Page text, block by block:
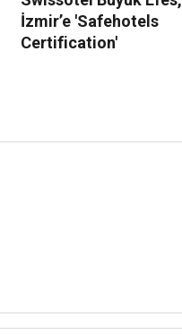
İzmir’e 'Safehotels
Certification'